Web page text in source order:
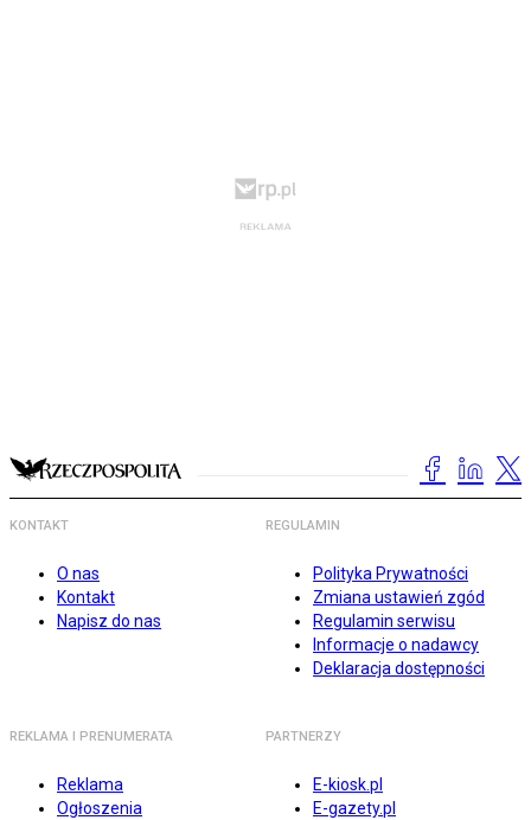
KONTAKT
O nas
Kontakt
Napisz do nas
REGULAMIN
Polityka Prywatności
Zmiana ustawień zgód
Regulamin serwisu
Informacje o nadawcy
Deklaracja dostępności
REKLAMA I PRENUMERATA
Reklama
Ogłoszenia
PARTNERZY
E-kiosk.pl
E-gazety.pl